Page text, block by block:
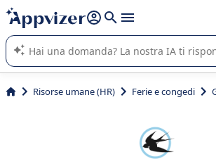
righe con
shift + enter
L'IA di Appvizer vi guida nell'utilizzo o nella
software SaaS per la vostra azienda.
Risorse umane (HR) Ferie e congedi